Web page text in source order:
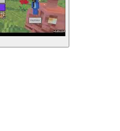
feedback